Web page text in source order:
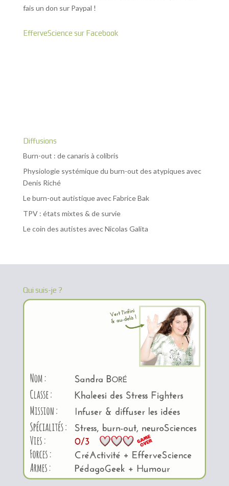
fais un don sur Paypal !
EfferveScience sur Facebook
Diffusions
Burn-out : de canaris à colibris
Physiologie systémique du burn-out des atypiques avec
Denis Riché
Le burn-out autistique avec Fabrice Bak
TPV : états mixtes & de survie
Le coin des autistes avec Nicolas Galita
Qui suis-je ?